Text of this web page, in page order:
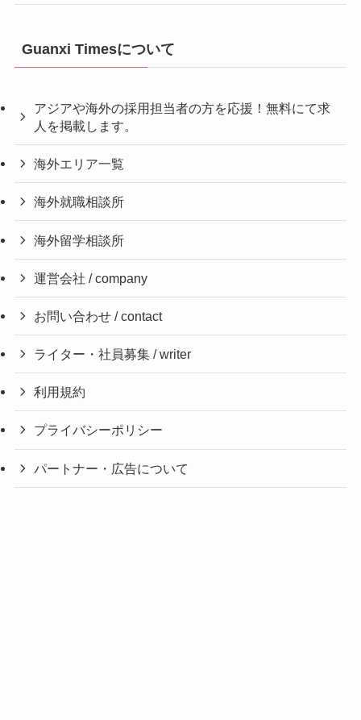
Guanxi Timesについて
アジアや海外の採用担当者の方を応援！無料にて求
人を掲載します。
海外エリア一覧
海外就職相談所
海外留学相談所
運営会社 / company
お問い合わせ / contact
ライター・社員募集 / writer
利用規約
プライバシーポリシー
パートナー・広告について